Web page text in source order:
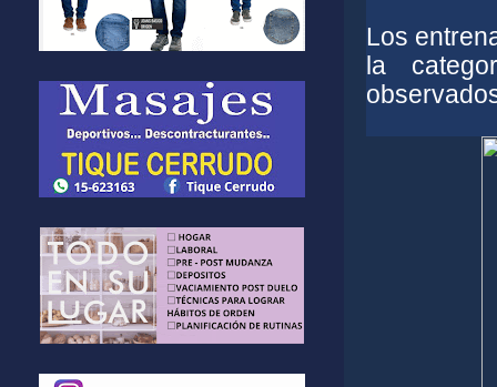
Los
la